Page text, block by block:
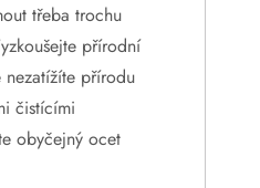
třeba trochu
přírodní
nezatížíte přírodu
čistícími
obyčejný ocet